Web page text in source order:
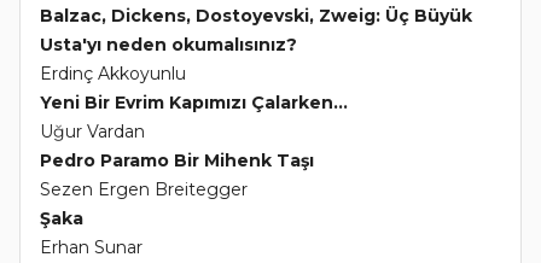
Balzac, Dickens, Dostoyevski, Zweig: Üç Büyük
Usta'yı neden okumalısınız?
Erdinç Akkoyunlu
Yeni Bir Evrim Kapımızı Çalarken...
Uğur Vardan
Pedro Paramo Bir Mihenk Taşı
Sezen Ergen Breitegger
Şaka
Erhan Sunar